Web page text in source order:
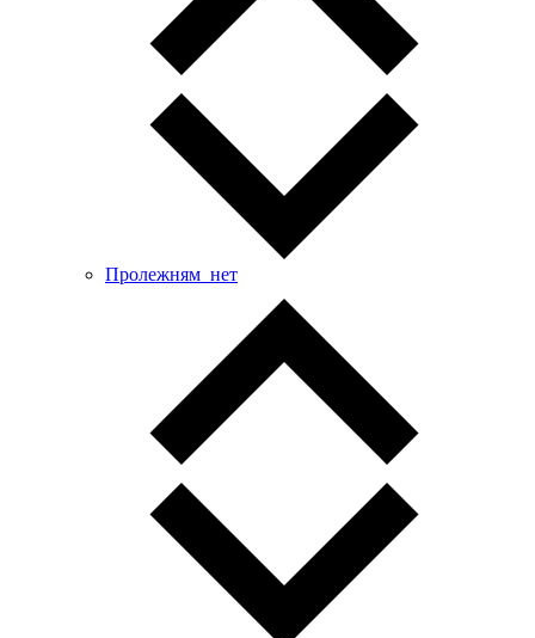
Пролежням_нет